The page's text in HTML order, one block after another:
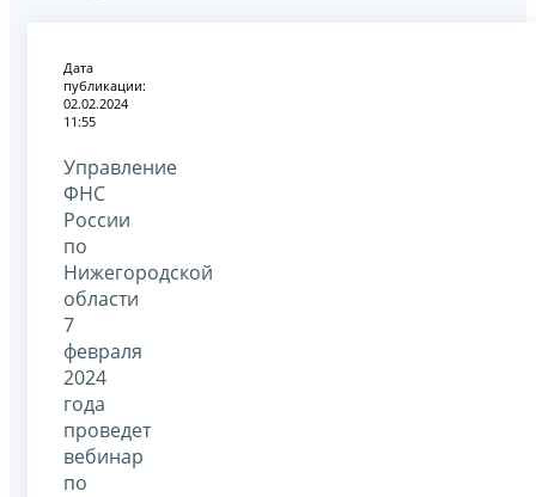
Дата
публикации:
02.02.2024
11:55
Управление
ФНС
России
по
Нижегородской
области
7
февраля
2024
года
проведет
вебинар
по